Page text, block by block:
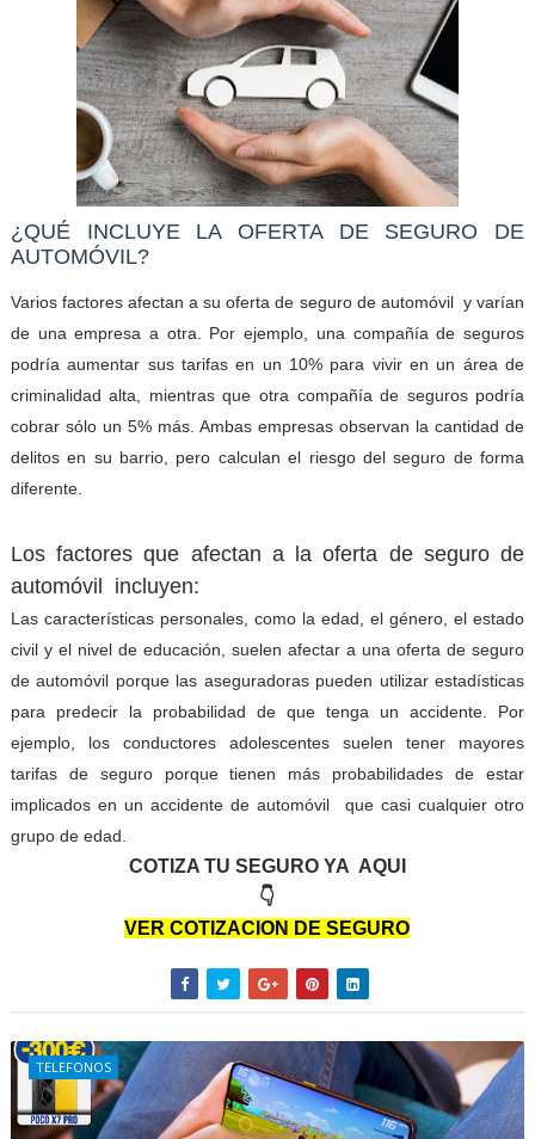
¿QUÉ INCLUYE LA OFERTA DE SEGURO DE
AUTOMÓVIL?
Varios factores afectan a su oferta de seguro de automóvil y varían
de una empresa a otra. Por ejemplo, una compañía de seguros
podría aumentar sus tarifas en un 10% para vivir en un área de
criminalidad alta, mientras que otra compañía de seguros podría
cobrar sólo un 5% más. Ambas empresas observan la cantidad de
delitos en su barrio, pero calculan el riesgo del seguro de forma
diferente.
Los factores que afectan a la oferta de seguro de
automóvil incluyen:
Las características personales, como la edad, el género, el estado
civil y el nivel de educación, suelen afectar a una oferta de seguro
de automóvil porque las aseguradoras pueden utilizar estadísticas
para predecir la probabilidad de que tenga un accidente. Por
ejemplo, los conductores adolescentes suelen tener mayores
tarifas de seguro porque tienen más probabilidades de estar
implicados en un accidente de automóvil
que casi cualquier otro
grupo de edad.
COTIZA TU SEGURO YA AQUI
👇
VER COTIZACION DE SEGURO
TELEFONOS